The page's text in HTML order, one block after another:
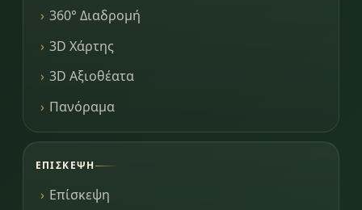
360° Διαδρομή
3D Χάρτης
3D Αξιοθέατα
Πανόραμα
ΕΠΊΣΚΕΨΗ
Επίσκεψη